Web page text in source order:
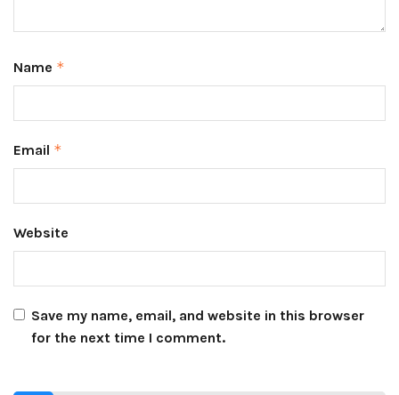
Name *
Email *
Website
Save my name, email, and website in this browser
for the next time I comment.